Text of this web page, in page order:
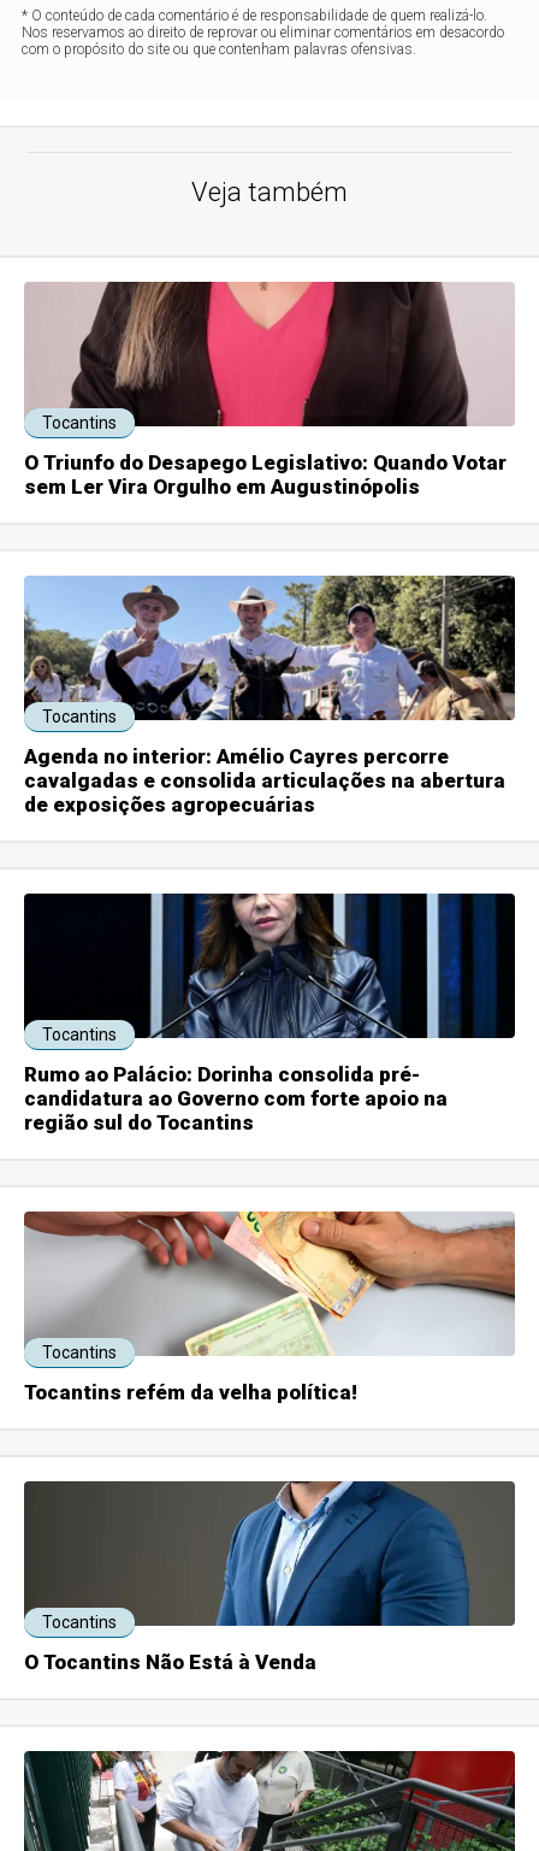
* O conteúdo de cada comentário é de responsabilidade de quem realizá-lo.
Nos reservamos ao direito de reprovar ou eliminar comentários em desacordo
com o propósito do site ou que contenham palavras ofensivas.
Veja também
Tocantins
O Triunfo do Desapego Legislativo: Quando Votar
sem Ler Vira Orgulho em Augustinópolis
Tocantins
Agenda no interior: Amélio Cayres percorre
cavalgadas e consolida articulações na abertura
de exposições agropecuárias
Tocantins
Rumo ao Palácio: Dorinha consolida pré-
candidatura ao Governo com forte apoio na
região sul do Tocantins
Tocantins
Tocantins refém da velha política!
Tocantins
O Tocantins Não Está à Venda